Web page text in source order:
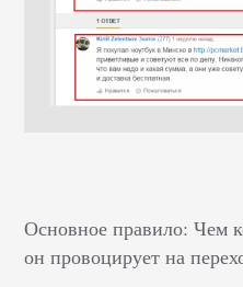
Основное правило: Чем
он провоцирует на